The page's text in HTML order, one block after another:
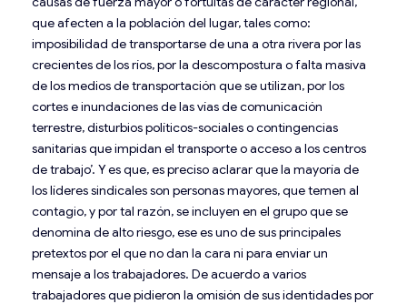
que afecten a la población del lugar, tales como:
imposibilidad de transportarse de una a otra rivera por las
crecientes de los ríos, por la descompostura o falta masiva
de los medios de transportación que se utilizan, por los
cortes e inundaciones de las vías de comunicación
terrestre, disturbios políticos-sociales o contingencias
sanitarias que impidan el transporte o acceso a los centros
de trabajo’. Y es que, es preciso aclarar que la mayoría de
los líderes sindicales son personas mayores, que temen al
contagio, y por tal razón, se incluyen en el grupo que se
denomina de alto riesgo, ese es uno de sus principales
pretextos por el que no dan la cara ni para enviar un
mensaje a los trabajadores. De acuerdo a varios
trabajadores que pidieron la omisión de sus identidades por